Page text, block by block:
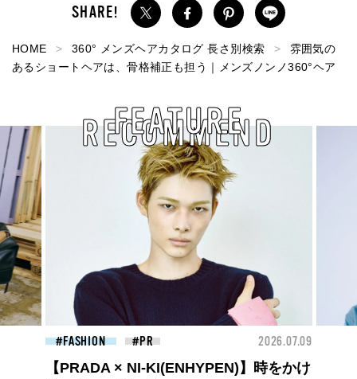
HOME 360° メンズヘアカタログ 長さ別検索
雰囲気の
あるショートヘアは、骨格補正も担う｜メンズノンノ360°ヘア
RECOMMEND
FEATURE
2026.07.09
】時をかけ
BEAUTY
夏のパーマ、さらにあか抜け。N.（エ